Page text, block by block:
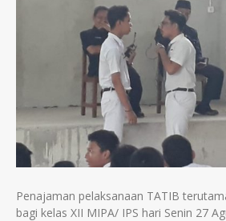
Penajaman pelaksanaan TATIB
bagi kelas XII MIPA/ IPS hari Senin 27